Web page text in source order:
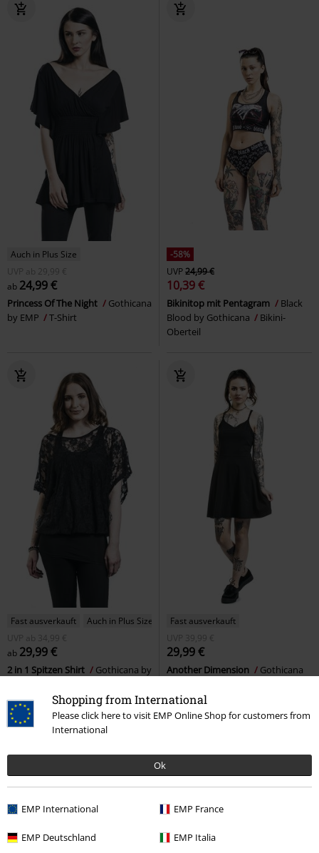
Shopping from International
Please click here to visit EMP Online Shop for customers from
International
Ok
EMP International EMP France
EMP Deutschland EMP Italia
Auch in Plus Size
UVP
ab 29,99 €
ab 24,99 €
Princess Of The Night
Gothicana
by EMP
T-Shirt
-58%
UVP24,99 €
10,39 €
Bikinitop mit Pentagram
Black
Blood by Gothicana
Bikini-
Oberteil
Fast ausverkauft
Auch in Plus Size
UVP
ab
34,99 €
ab 29,99 €
2 in 1 Spitzen Shirt
Gothicana by
Fast ausverkauft
UVP
39,99 €
29,99 €
Another Dimension
Gothicana